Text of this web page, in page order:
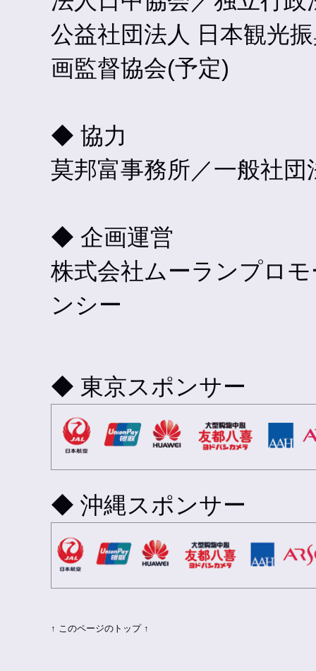
公益社団法人 日本観光
画監督協会(予定)
◆ 協力
莫邦富事務所／一般社
◆ 企画運営
株式会社ムーランプロ
ンシー
◆ 東京スポンサー
◆ 沖縄スポンサー
↑ このページのトップ ↑